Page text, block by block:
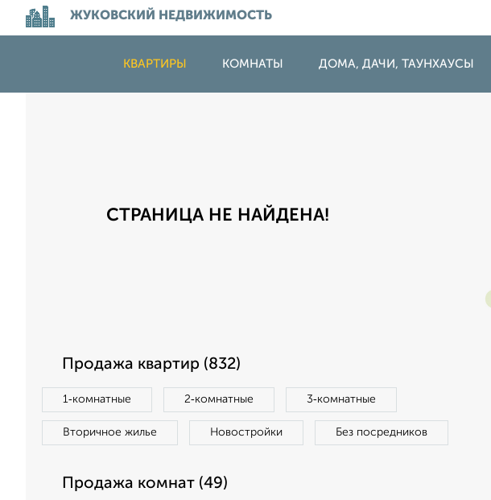
ЖУКОВСКИЙ НЕДВИЖИМОСТЬ
КВАРТИРЫ КОМНАТЫ ДОМА, ДАЧИ, ТАУНХАУСЫ
СТРАНИЦА НЕ НАЙДЕНА!
Продажа квартир (832)
1‑комнатные 2‑комнатные 3‑комнатные
Вторичное жилье Новостройки Без посредников
Продажа комнат (49)